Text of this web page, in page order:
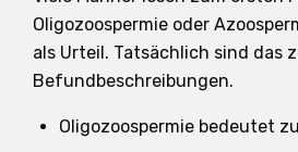
Oligozoospermie oder
als Urteil. Tatsächlich sind das
Befundbeschreibungen.
Oligozoospermie bedeutet